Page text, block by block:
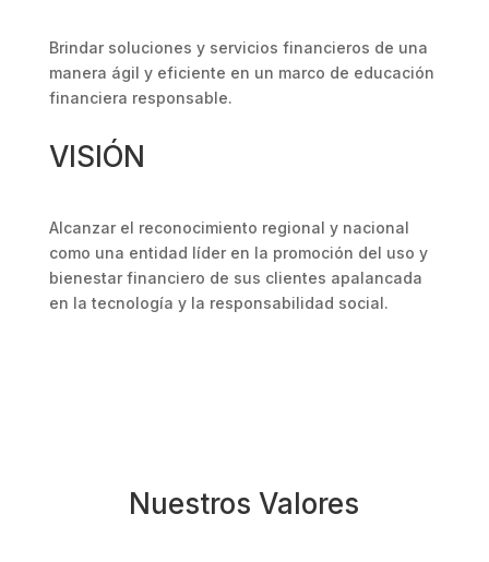
Brindar soluciones y servicios financieros de una
manera ágil y eficiente en un marco de educación
financiera responsable.
VISIÓN
Alcanzar el reconocimiento regional y nacional
como una entidad líder en la promoción del uso y
bienestar financiero de sus clientes apalancada
en la tecnología y la responsabilidad social.
Nuestros Valores